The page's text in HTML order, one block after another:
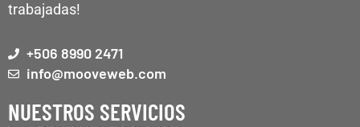
trabajadas!
+506 8990 2471
info@mooveweb.com
NUESTROS SERVICIOS